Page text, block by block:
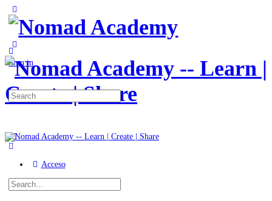
Side
Panel
Sign in
Search
for:
Acceso
Search
for: